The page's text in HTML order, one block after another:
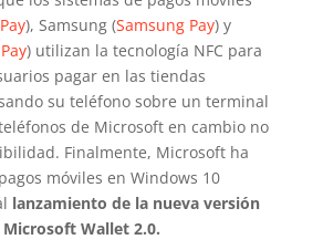
), Samsung (Samsung Pay) y
) utilizan la tecnología NFC para
pagar en las tiendas
su teléfono sobre un terminal
de Microsoft en cambio no
Finalmente, Microsoft ha
móviles en Windows 10
lanzamiento de la nueva versión
Wallet 2.0.